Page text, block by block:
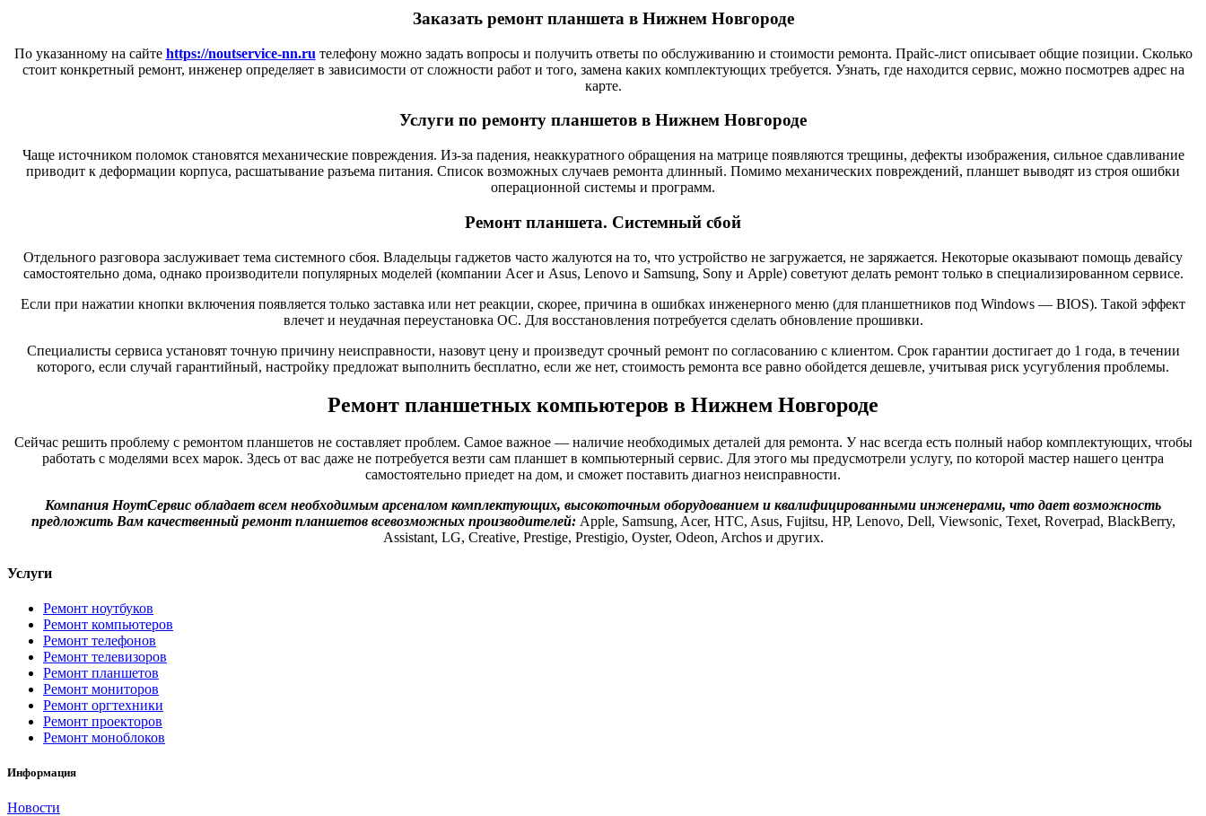
Заказать ремонт планшета в Нижнем Новгороде
По указанному на сайте https://noutservice-nn.ru телефону можно задать вопросы и получить ответы по обслуживанию и стоимости ремонта. Прайс-лист описывает общие позиции. Сколько
стоит конкретный ремонт, инженер определяет в зависимости от сложности работ и того, замена каких комплектующих требуется. Узнать, где находится сервис, можно посмотрев адрес на
карте.
Услуги по ремонту планшетов в Нижнем Новгороде
Чаще источником поломок становятся механические повреждения. Из-за падения, неаккуратного обращения на матрице появляются трещины, дефекты изображения, сильное сдавливание
приводит к деформации корпуса, расшатывание разъема питания. Список возможных случаев ремонта длинный. Помимо механических повреждений, планшет выводят из строя ошибки
операционной системы и программ.
Ремонт планшета. Системный сбой
Отдельного разговора заслуживает тема системного сбоя. Владельцы гаджетов часто жалуются на то, что устройство не загружается, не заряжается. Некоторые оказывают помощь девайсу
самостоятельно дома, однако производители популярных моделей (компании Acer и Asus, Lenovo и Samsung, Sony и Apple) советуют делать ремонт только в специализированном сервисе.
Если при нажатии кнопки включения появляется только заставка или нет реакции, скорее, причина в ошибках инженерного меню (для планшетников под Windows — BIOS). Такой эффект
влечет и неудачная переустановка ОС. Для восстановления потребуется сделать обновление прошивки.
Специалисты сервиса установят точную причину неисправности, назовут цену и произведут срочный ремонт по согласованию с клиентом. Срок гарантии достигает до 1 года, в течении
которого, если случай гарантийный, настройку предложат выполнить бесплатно, если же нет, стоимость ремонта все равно обойдется дешевле, учитывая риск усугубления проблемы.
Ремонт планшетных компьютеров в Нижнем Новгороде
Сейчас решить проблему с ремонтом планшетов не составляет проблем. Самое важное — наличие необходимых деталей для ремонта. У нас всегда есть полный набор комплектующих, чтобы
работать с моделями всех марок. Здесь от вас даже не потребуется везти сам планшет в компьютерный сервис. Для этого мы предусмотрели услугу, по которой мастер нашего центра
самостоятельно приедет на дом, и сможет поставить диагноз неисправности.
Компания НоутСервис обладает всем необходимым арсеналом комплектующих, высокоточным оборудованием и квалифицированными инженерами, что дает возможность
предложить Вам качественный ремонт планшетов всевозможных производителей: Apple, Samsung, Acer, HTC, Asus, Fujitsu, HP, Lenovo, Dell, Viewsonic, Texet, Roverpad, BlackBerry,
Assistant, LG, Creative, Prestige, Prestigio, Oyster, Odeon, Archos и других.
Услуги
Ремонт ноутбуков
Ремонт компьютеров
Ремонт телефонов
Ремонт телевизоров
Ремонт планшетов
Ремонт мониторов
Ремонт оргтехники
Ремонт проекторов
Ремонт моноблоков
Информация
Новости